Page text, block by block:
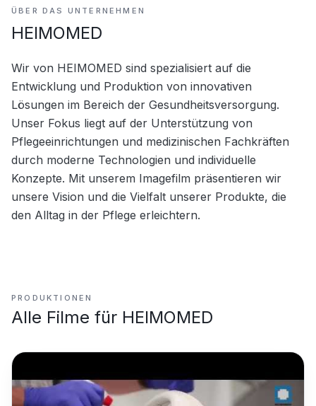
ÜBER DAS UNTERNEHMEN
HEIMOMED
Wir von HEIMOMED sind spezialisiert auf die
Entwicklung und Produktion von innovativen
Lösungen im Bereich der Gesundheitsversorgung.
Unser Fokus liegt auf der Unterstützung von
Pflegeeinrichtungen und medizinischen Fachkräften
durch moderne Technologien und individuelle
Konzepte. Mit unserem Imagefilm präsentieren wir
unsere Vision und die Vielfalt unserer Produkte, die
den Alltag in der Pflege erleichtern.
PRODUKTIONEN
Alle Filme für HEIMOMED